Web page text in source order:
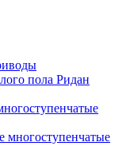
пола Ридан
многоступенчатые